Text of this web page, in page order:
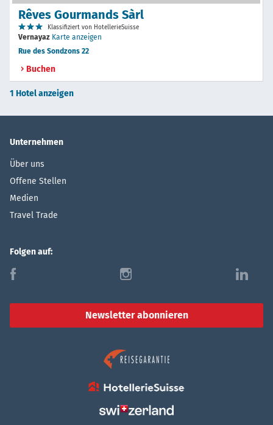
Rêves Gourmands Sàrl
Klassifiziert von HotellerieSuisse
Vernayaz Karte anzeigen
Rue des Sondzons 22
Buchen
1 Hotel anzeigen
Unternehmen
Über uns
Offene Stellen
Medien
Travel Trade
Folgen auf:
f i l
Newsletter abonnieren